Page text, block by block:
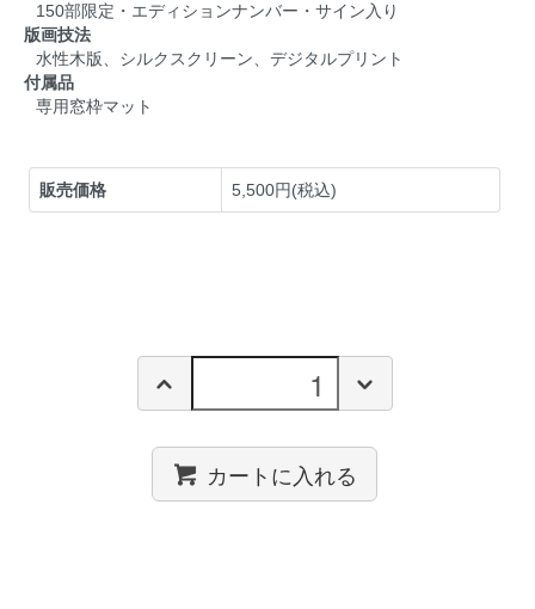
150部限定・エディションナンバー・サイン入り
版画技法
水性木版、シルクスクリーン、デジタルプリント
付属品
専用窓枠マット
販売価格 5,500円(税込)
カートに入れる